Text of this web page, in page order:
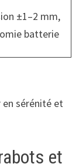
±1–2 mm,
batterie
en sérénité et
et